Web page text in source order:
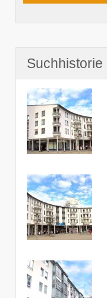
Suchhistorie